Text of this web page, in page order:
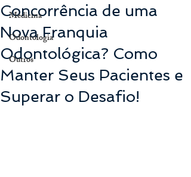
Medicina
Odontologia
Outros
Concorrência de uma
Nova Franquia
Odontológica? Como
Manter Seus Pacientes e
Superar o Desafio!